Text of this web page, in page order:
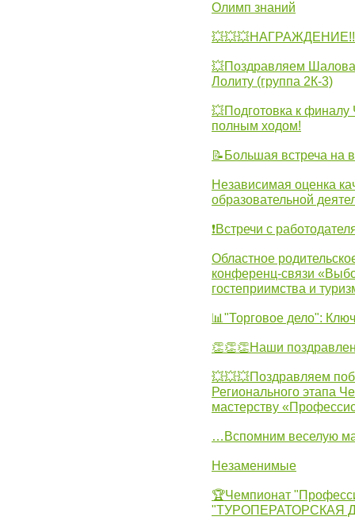
Олимп знаний
💥Поздравляем
Лолиту (группа 2К-3)
💥Подготовка к
полным ходом!
📝Большая встреча на
Независимая оценка
образовательной
❗Встречи с
Областное
конференц-связи
гостеприимства и
📊"Торговое дело":
👏👏👏Наши
💥💥💥Поздравляем
Регионального этапа
мастерству
…Вспомним веселую
Незаменимые
🏆Чемпионат
"ТУРОПЕРАТОРСКАЯ